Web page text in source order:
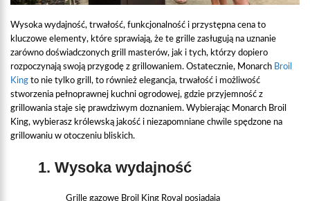
Wysoka wydajność, trwałość, funkcjonalność i przystępna cena to
kluczowe elementy, które sprawiają, że te grille zasługują na uznanie
zarówno doświadczonych grill masterów, jak i tych, którzy dopiero
rozpoczynają swoją przygodę z grillowaniem. Ostatecznie, Monarch Broil
King to nie tylko grill, to również elegancja, trwałość i możliwość
stworzenia pełnoprawnej kuchni ogrodowej, gdzie przyjemność z
grillowania staje się prawdziwym doznaniem. Wybierając Monarch Broil
King, wybierasz królewską jakość i niezapomniane chwile spędzone na
grillowaniu w otoczeniu bliskich.
1. Wysoka wydajność
Grille gazowe Broil King Royal posiadają